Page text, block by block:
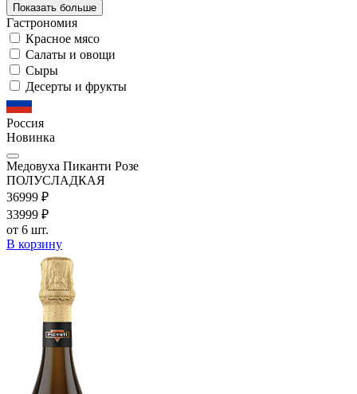
Показать больше
Гастрономия
Красное мясо
Салаты и овощи
Сыры
Десерты и фрукты
Россия
Новинка
Медовуха Пиканти Розе
ПОЛУСЛАДКАЯ
36999 ₽
33999 ₽
от 6 шт.
В корзину